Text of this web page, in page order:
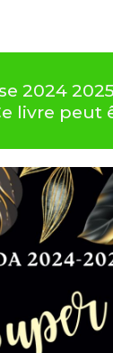
2024
livre